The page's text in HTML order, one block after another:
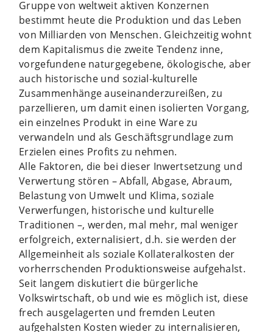
Gruppe von weltweit aktiven Konzernen
bestimmt heute die Produktion und das Leben
von Milliarden von Menschen. Gleichzeitig wohnt
dem Kapitalismus die zweite Tendenz inne,
vorgefundene naturgegebene, ökologische, aber
auch historische und sozial-kulturelle
Zusammenhänge auseinanderzureißen, zu
parzellieren, um damit einen isolierten Vorgang,
ein einzelnes Produkt in eine Ware zu
verwandeln und als Geschäftsgrundlage zum
Erzielen eines Profits zu nehmen.
Alle Faktoren, die bei dieser Inwertsetzung und
Verwertung stören – Abfall, Abgase, Abraum,
Belastung von Umwelt und Klima, soziale
Verwerfungen, historische und kulturelle
Traditionen –, werden, mal mehr, mal weniger
erfolgreich, externalisiert, d.h. sie werden der
Allgemeinheit als soziale Kollateralkosten der
vorherrschenden Produktionsweise aufgehalst.
Seit langem diskutiert die bürgerliche
Volkswirtschaft, ob und wie es möglich ist, diese
frech ausgelagerten und fremden Leuten
aufgehalsten Kosten wieder zu internalisieren,